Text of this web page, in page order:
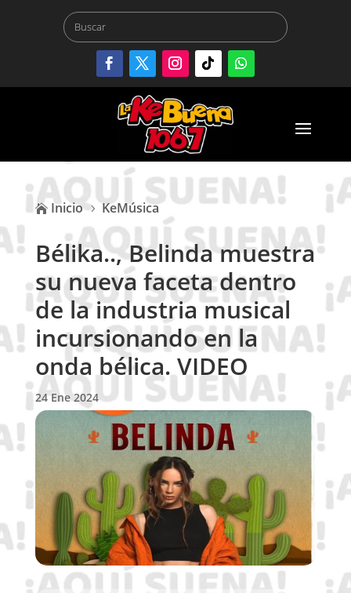
 Inicio 5 KeMúsica
Bélika.., Belinda muestra
su nueva faceta dentro
de la industria musical
incursionando en la
onda bélica. VIDEO
24 Ene 2024